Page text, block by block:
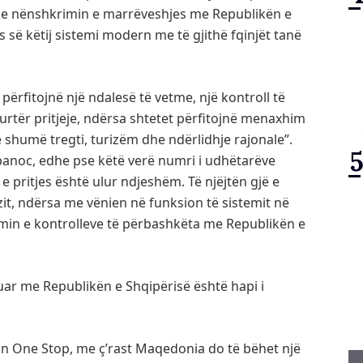
nënshkrimin e marrëveshjes me Republikën e
së këtij sistemi modern me të gjithë fqinjët tanë
një ndalesë të vetme, një kontroll të
pritjeje, ndërsa shtetet përfitojnë menaxhim
tregti, turizëm dhe ndërlidhje rajonale”.
edhe pse këtë verë numri i udhëtarëve
pritjes është ulur ndjeshëm. Të njëjtën gjë e
ndërsa me vënien në funksion të sistemit në
e kontrolleve të përbashkëta me Republikën e
me Republikën e Shqipërisë është hapi i
One Stop, me ç’rast Maqedonia do të bëhet një